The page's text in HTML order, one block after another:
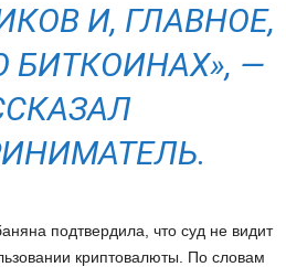
И, ГЛАВНОЕ,
», —
подтвердила, что суд не видит
криптовалюты. По словам